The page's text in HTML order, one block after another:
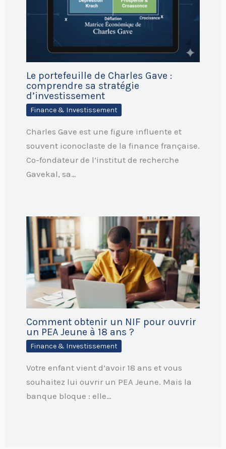
Le portefeuille de Charles Gave :
comprendre sa stratégie
d’investissement
Finance & Investissement
Charles Gave est une figure influente et
souvent iconoclaste de la finance française.
Co-fondateur de l’institut de recherche
Gavekal, sa…
Comment obtenir un NIF pour ouvrir
un PEA Jeune à 18 ans ?
Finance & Investissement
Votre enfant vient d’avoir 18 ans et vous
souhaitez lui ouvrir un PEA Jeune. Mais la
banque bloque : elle…